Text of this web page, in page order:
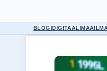
BLOGIDIGITAALI